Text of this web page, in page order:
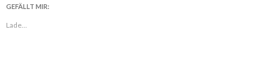
GEFÄLLT MIR:
Lade...